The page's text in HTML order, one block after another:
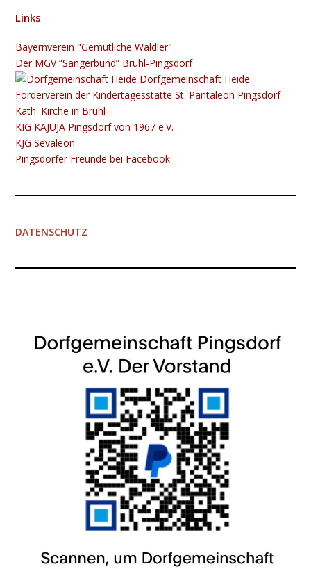
Links
Bayernverein "Gemütliche Waldler"
Der MGV “Sängerbund” Brühl-Pingsdorf
Dorfgemeinschaft Heide
Förderverein der Kindertagesstätte St. Pantaleon Pingsdorf
Kath. Kirche in Brühl
KIG K​​​​​AJUJA Pingsdorf von 1967 e.V.
KJG Sevaleon
Pingsdorfer Freunde bei Facebook
DATENSCHUTZ